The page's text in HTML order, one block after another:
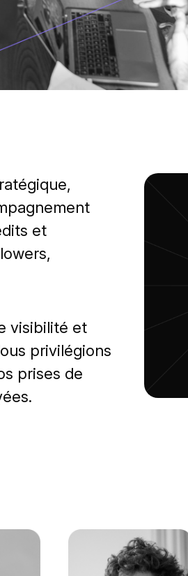
et
visibilité et
privilégions
prises de